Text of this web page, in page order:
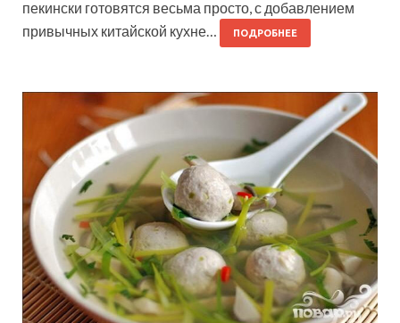
пекински готовятся весьма просто, с добавлением
привычных китайской кухне…
ПОДРОБНЕЕ